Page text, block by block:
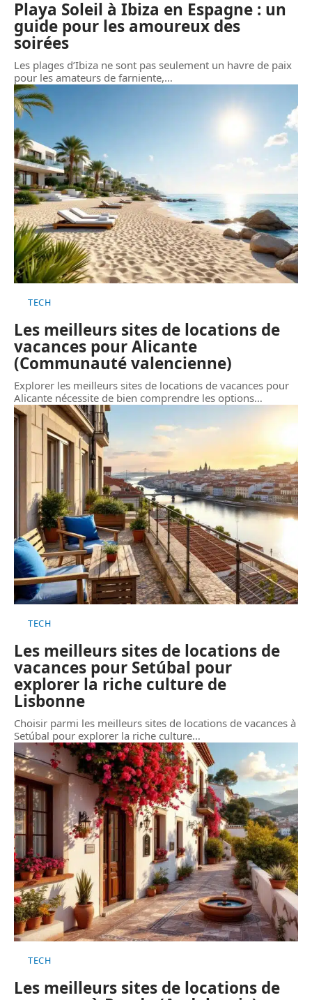
Playa Soleil à Ibiza en Espagne : un
guide pour les amoureux des
soirées
Les plages d’Ibiza ne sont pas seulement un havre de paix
pour les amateurs de farniente,…
TECH
Les meilleurs sites de locations de
vacances pour Alicante
(Communauté valencienne)
Explorer les meilleurs sites de locations de vacances pour
Alicante nécessite de bien comprendre les options…
TECH
Les meilleurs sites de locations de
vacances pour Setúbal pour
explorer la riche culture de
Lisbonne
Choisir parmi les meilleurs sites de locations de vacances à
Setúbal pour explorer la riche culture…
TECH
Les meilleurs sites de locations de